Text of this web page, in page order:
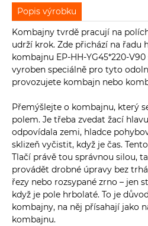
Popis výrobku
Kombajny tvrdě pracují na
udrží krok. Zde přichází na řadu
kombajnu EP-HH-YG45*220-
vyroben speciálně pro tyto
provozujete kombajn nebo
Přemýšlejte o kombajnu, který
polem. Je třeba zvedat žací
odpovídala zemi, hladce
sklizeň vyčistit, když je čas.
Tlačí právě tou správnou silou,
provádět drobné úpravy bez
řezy nebo rozsypané zrno – jen
když je pole hrbolaté. To je
kombajny, na něj přísahají jako
kombajnu.